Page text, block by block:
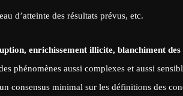
d’atteinte des résultats prévus, etc.
enrichissement illicite, blanchiment des
phénomènes aussi complexes et aussi
consensus minimal sur les définitions des